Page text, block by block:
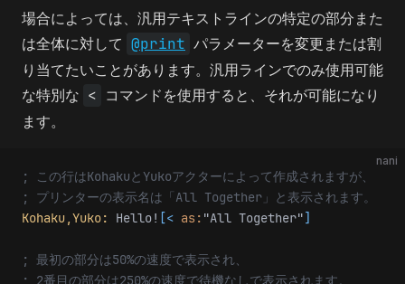
場合によっては、汎用テキストラインの特定の部分また
は全体に対して @print パラメーターを変更または割
り当てたいことがあります。汎用ラインでのみ使用可能
な特別な < コマンドを使用すると、それが可能になり
ます。
nani
; この行はKohakuとYukoアクターによって作成されますが、
; プリンターの表示名は「All Together」と表示されます。
Kohaku,Yuko:
Hello! [< as: "All Together"]
; 最初の部分は50%の速度で表示され、
; 2番目の部分は250%の速度で待機なしで表示されます。